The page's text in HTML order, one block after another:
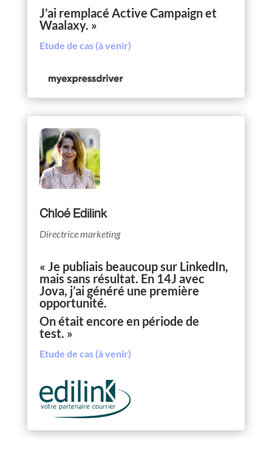
J’ai remplacé Active Campaign et
Waalaxy. »
Etude de cas (à venir)
Chloé Edilink
Directrice marketing
« Je publiais beaucoup sur LinkedIn,
mais sans résultat. En 14J avec
Jova, j’ai généré une première
opportunité.
On était encore en période de
test. »
Etude de cas (à venir)